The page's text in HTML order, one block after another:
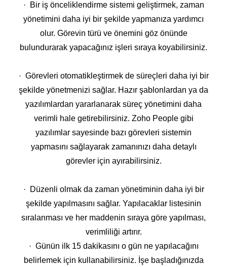
· Bir iş önceliklendirme sistemi geliştirmek, zaman
yönetimini daha iyi bir şekilde yapmanıza yardımcı
olur. Görevin türü ve önemini göz önünde
bulundurarak yapacağınız işleri sıraya koyabilirsiniz.
· Görevleri otomatikleştirmek de süreçleri daha iyi bir
şekilde yönetmenizi sağlar. Hazır şablonlardan ya da
yazılımlardan yararlanarak süreç yönetimini daha
verimli hale getirebilirsiniz. Zoho People gibi
yazılımlar sayesinde bazı görevleri sistemin
yapmasını sağlayarak zamanınızı daha detaylı
görevler için ayırabilirsiniz.
· Düzenli olmak da zaman yönetiminin daha iyi bir
şekilde yapılmasını sağlar. Yapılacaklar listesinin
sıralanması ve her maddenin sıraya göre yapılması,
verimliliği artırır.
· Günün ilk 15 dakikasını o gün ne yapılacağını
belirlemek için kullanabilirsiniz. İşe başladığınızda